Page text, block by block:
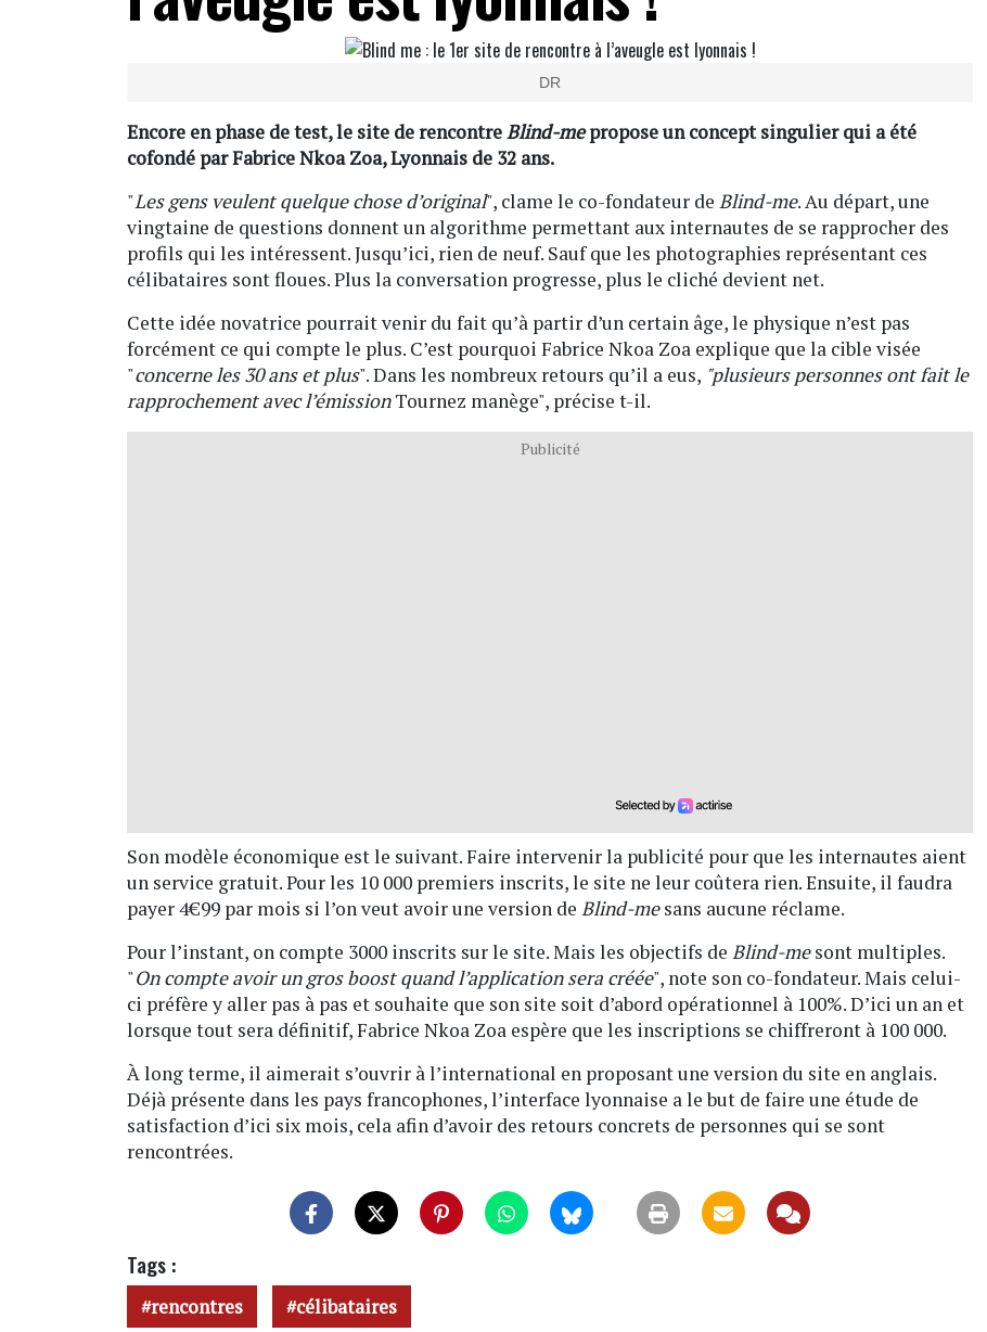
DR
Encore en phase de test, le site de rencontreBlind-mepropose un concept singulier qui a été
cofondé par Fabrice Nkoa Zoa, Lyonnais de 32 ans.
"Les gens veulent quelque chose d’original", clame le co-fondateur de Blind-me. Au départ, une
vingtaine de questions donnent un algorithme permettant aux internautes de se rapprocher des
profils qui les intéressent. Jusqu’ici, rien de neuf. Sauf que les photographies représentant ces
célibataires sont floues. Plus la conversation progresse, plus le cliché devient net.
Cette idée novatrice pourrait venir du fait qu’à partir d’un certain âge, le physique n’est pas
forcément ce qui compte le plus. C’est pourquoi Fabrice Nkoa Zoa explique que la cible visée
"concerne les 30 ans et plus". Dans les nombreux retours qu’il a eus, "plusieurs personnes ont fait le
rapprochement avec l’émissionTournez manège", précise t-il.
Publicité
Son modèle économique est le suivant. Faire intervenir la publicité pour que les internautes aient
un service gratuit. Pour les 10 000 premiers inscrits, le site ne leur coûtera rien. Ensuite, il faudra
payer 4€99 par mois si l’on veut avoir une version de Blind-mesans aucune réclame.
Pour l’instant, on compte 3000 inscrits sur le site. Mais les objectifs de Blind-mesont multiples.
"On compte avoir un gros boost quand l’application sera créée", note son co-fondateur. Mais celui-
ci préfère y aller pas à pas et souhaite que son site soit d’abord opérationnel à 100%. D’ici un an et
lorsque tout sera définitif, Fabrice Nkoa Zoa espère que les inscriptions se chiffreront à 100 000.
À long terme, il aimerait s’ouvrir à l’international en proposant une version du site en anglais.
Déjà présente dans les pays francophones, l’interface lyonnaise a le but de faire une étude de
satisfaction d’ici six mois, cela afin d’avoir des retours concrets de personnes qui se sont
rencontrées.
Tags :
rencontres célibataires